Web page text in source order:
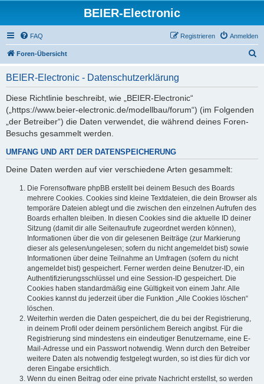
BEIER-Electronic
FAQ Anmelden
Registrieren
Foren-Übersicht
BEIER-Electronic - Datenschutzerklärung
Diese Richtlinie beschreibt, wie „BEIER-Electronic“
(„https://www.beier-electronic.de/modellbau/forum“) (im Folgenden
„der Betreiber“) die Daten verwendet, die während deines Foren-
Besuchs gesammelt werden.
UMFANG UND ART DER DATENSPEICHERUNG
Deine Daten werden auf vier verschiedene Arten gesammelt:
Die Forensoftware phpBB erstellt bei deinem Besuch des Boards
mehrere Cookies. Cookies sind kleine Textdateien, die dein Browser als
temporäre Dateien ablegt und die zwischen den einzelnen Aufrufen des
Boards erhalten bleiben. In diesen Cookies sind die aktuelle ID deiner
Sitzung (damit dir alle Seitenaufrufe zugeordnet werden können),
Informationen über die von dir gelesenen Beiträge (zur Markierung
dieser als gelesen/ungelesen; sofern du nicht angemeldet bist) sowie
Informationen über deine Teilnahme an Umfragen (sofern du nicht
angemeldet bist) gespeichert. Ferner werden deine Benutzer-ID, ein
Authentifizierungsschlüssel und eine Session-ID gespeichert. Die
Cookies haben standardmäßig eine Gültigkeit von einem Jahr. Alle
Cookies kannst du jederzeit über die Funktion „Alle Cookies löschen“
löschen.
Weiterhin werden die Daten gespeichert, die du bei der Registrierung,
in deinem Profil oder deinem persönlichem Bereich angibst. Für die
Registrierung sind mindestens ein eindeutiger Benutzername, eine E-
Mail-Adresse und ein Passwort notwendig. Wenn durch den Betreiber
weitere Daten als notwendig festgelegt wurden, so ist dies für dich vor
deren Eingabe ersichtlich.
Wenn du einen Beitrag oder eine private Nachricht erstellst, so werden